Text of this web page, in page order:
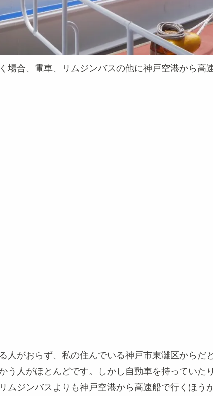
場合、電車、リムジンバスの他に神戸空港から高
人がおらず、私の住んでいる神戸市東灘区からだ
う人がほとんどです。しかし自動車を持っていた
ムジンバスよりも神戸空港から高速船で行くほう